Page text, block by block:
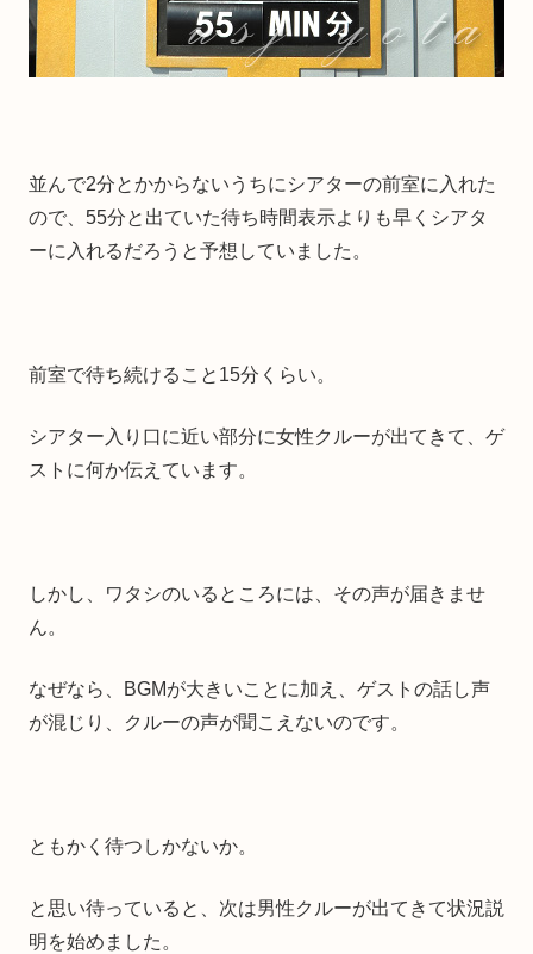
並んで2分とかからないうちにシアターの前室に入れた
ので、55分と出ていた待ち時間表示よりも早くシアタ
ーに入れるだろうと予想していました。
前室で待ち続けること15分くらい。
シアター入り口に近い部分に女性クルーが出てきて、ゲ
ストに何か伝えています。
しかし、ワタシのいるところには、その声が届きませ
ん。
なぜなら、BGMが大きいことに加え、ゲストの話し声
が混じり、クルーの声が聞こえないのです。
ともかく待つしかないか。
と思い待っていると、次は男性クルーが出てきて状況説
明を始めました。